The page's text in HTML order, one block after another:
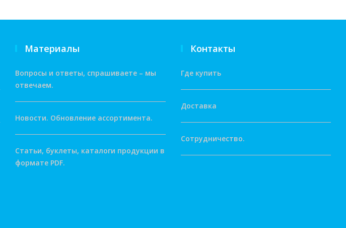
Материалы
Вопросы и ответы, спрашиваете – мы
отвечаем.
Новости. Обновление ассортимента.
Статьи, буклеты, каталоги продукции в
формате PDF.
Контакты
Где купить
Доставка
Сотрудничество.